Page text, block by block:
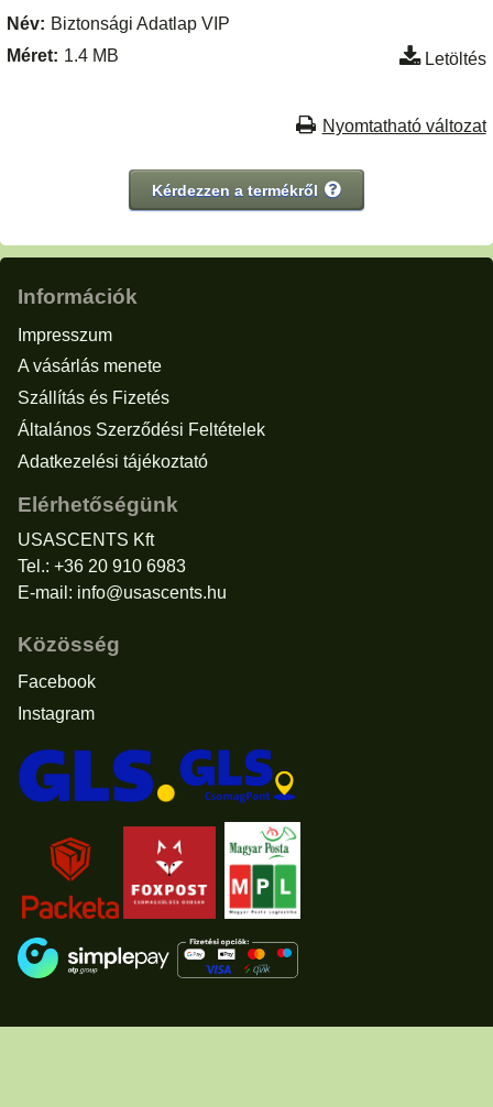
Név: Biztonsági Adatlap VIP
Méret: 1.4 MB Letöltés
Nyomtatható változat
Kérdezzen a termékről
Információk
Impresszum
A vásárlás menete
Szállítás és Fizetés
Általános Szerződési Feltételek
Adatkezelési tájékoztató
Elérhetőségünk
USASCENTS Kft
Tel.: +36 20 910 6983
E-mail: info@usascents.hu
Közösség
Facebook
Instagram